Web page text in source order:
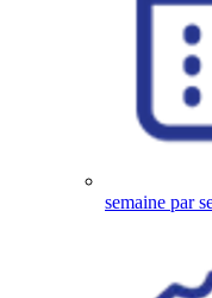
semaine par